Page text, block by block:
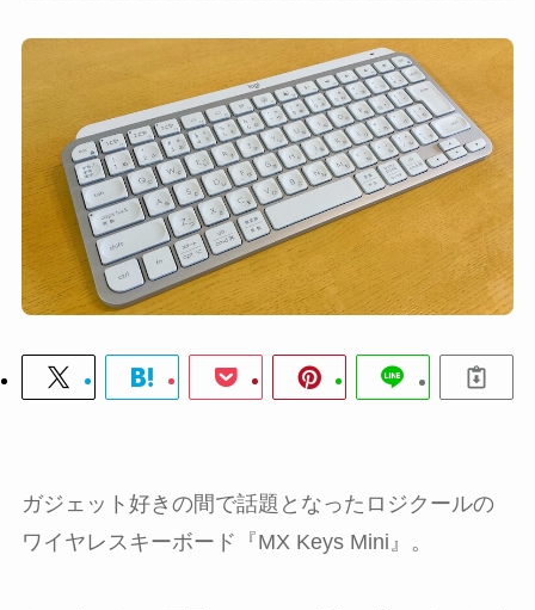
ガジェット好きの間で話題となったロジクールの
ワイヤレスキーボード『MX Keys Mini』。